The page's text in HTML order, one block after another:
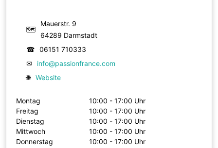
🗺
Mauerstr. 9
64289 Darmstadt
☎
06151 710333
✉
info@passionfrance.com
🌐 Website
Montag
10:00 - 17:00 Uhr
Freitag
10:00 - 17:00 Uhr
Dienstag
10:00 - 17:00 Uhr
Mittwoch
10:00 - 17:00 Uhr
Donnerstag
10:00 - 17:00 Uhr